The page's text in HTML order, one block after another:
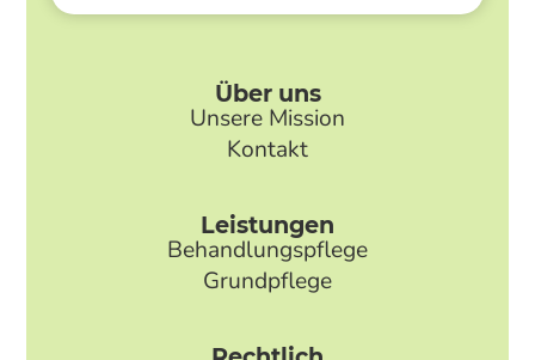
Über uns
Unsere Mission
Kontakt
Leistungen
Behandlungspflege
Grundpflege